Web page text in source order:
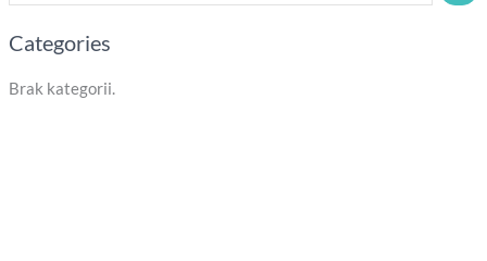
Categories
Brak kategorii.